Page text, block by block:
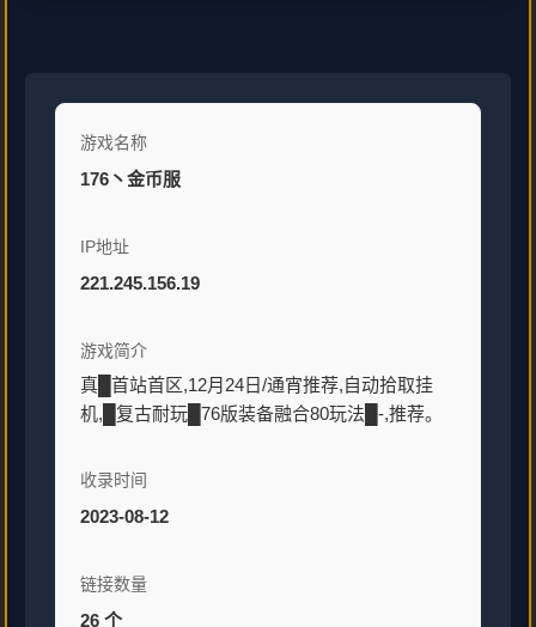
游戏名称
176丶金币服
IP地址
221.245.156.19
游戏简介
真█首站首区,12月24日/通宵推荐,自动拾取挂
机,█复古耐玩█76版装备融合80玩法█-,推荐。
收录时间
2023-08-12
链接数量
26 个